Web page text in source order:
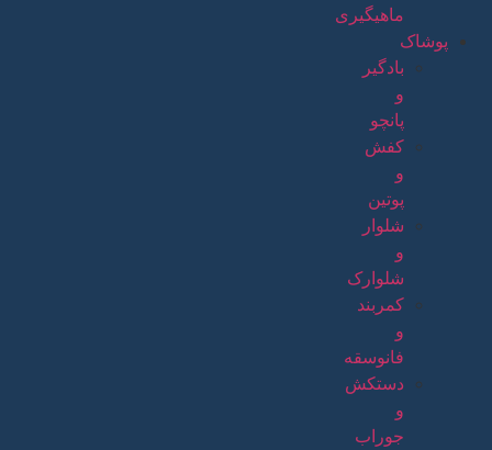
ماهیگیری
پوشاک
بادگیر
و
پانچو
کفش
و
پوتین
شلوار
و
شلوارک
کمربند
و
فانوسقه
دستکش
و
جوراب